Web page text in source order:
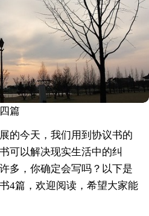
篇
的今天，我们用到协议书的
可以解决现实生活中的纠
多，你确定会写吗？以下是
4篇，欢迎阅读，希望大家能